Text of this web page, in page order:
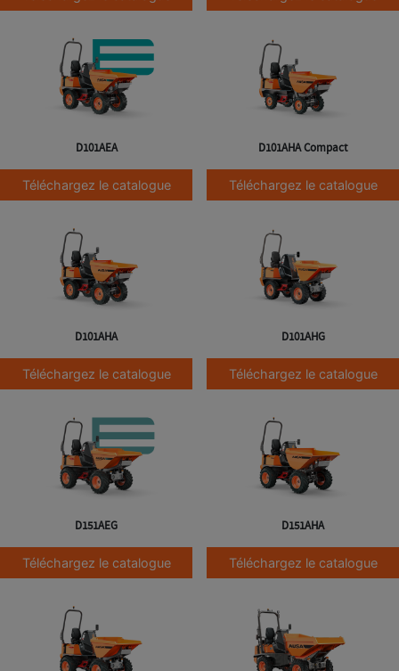
D101AEA
Téléchargez le catalogue
D101AHA Compact
Téléchargez le catalogue
D101AHA
Téléchargez le catalogue
D101AHG
Téléchargez le catalogue
D151AEG
Téléchargez le catalogue
D151AHA
Téléchargez le catalogue